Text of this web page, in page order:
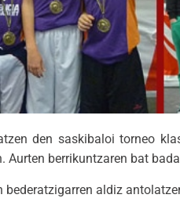
den saskibaloi torneo
Aurten berrikuntzaren bat
bederatzigarren aldiz